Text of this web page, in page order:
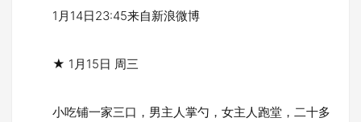
1月14日23:45来自新浪微博
★ 1月15日 周三
小吃铺一家三口，男主人掌勺，女主人跑堂，二十多